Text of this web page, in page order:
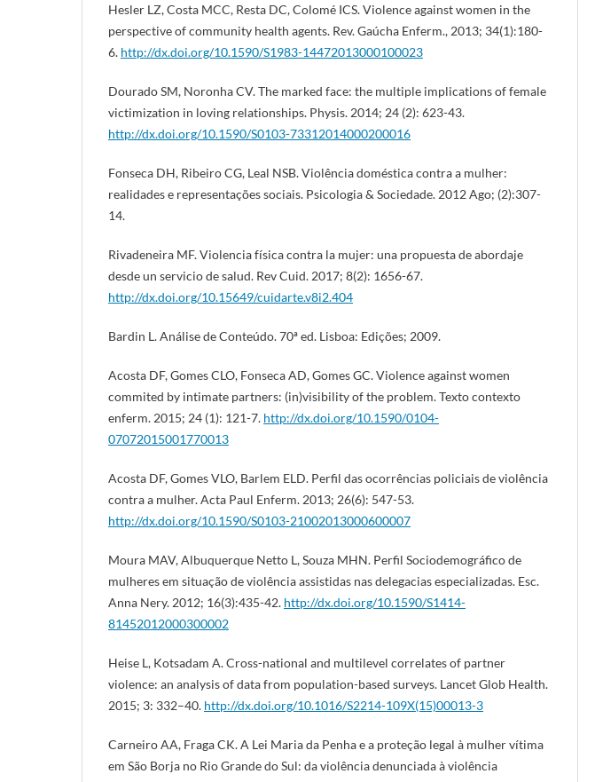
Hesler LZ, Costa MCC, Resta DC, Colomé ICS. Violence against women in the
perspective of community health agents. Rev. Gaúcha Enferm., 2013; 34(1):180-
6. http://dx.doi.org/10.1590/S1983-14472013000100023
Dourado SM, Noronha CV. The marked face: the multiple implications of female
victimization in loving relationships. Physis. 2014; 24 (2): 623-43.
http://dx.doi.org/10.1590/S0103-73312014000200016
Fonseca DH, Ribeiro CG, Leal NSB. Violência doméstica contra a mulher:
realidades e representações sociais. Psicologia & Sociedade. 2012 Ago; (2):307-
14.
Rivadeneira MF. Violencia física contra la mujer: una propuesta de abordaje
desde un servicio de salud. Rev Cuid. 2017; 8(2): 1656-67.
http://dx.doi.org/10.15649/cuidarte.v8i2.404
Bardin L. Análise de Conteúdo. 70ª ed. Lisboa: Edições; 2009.
Acosta DF, Gomes CLO, Fonseca AD, Gomes GC. Violence against women
commited by intimate partners: (in)visibility of the problem. Texto contexto
enferm. 2015; 24 (1): 121-7. http://dx.doi.org/10.1590/0104-
07072015001770013
Acosta DF, Gomes VLO, Barlem ELD. Perfil das ocorrências policiais de violência
contra a mulher. Acta Paul Enferm. 2013; 26(6): 547-53.
http://dx.doi.org/10.1590/S0103-21002013000600007
Moura MAV, Albuquerque Netto L, Souza MHN. Perfil Sociodemográfico de
mulheres em situação de violência assistidas nas delegacias especializadas. Esc.
Anna Nery. 2012; 16(3):435-42. http://dx.doi.org/10.1590/S1414-
81452012000300002
Heise L, Kotsadam A. Cross-national and multilevel correlates of partner
violence: an analysis of data from population-based surveys. Lancet Glob Health.
2015; 3: 332–40. http://dx.doi.org/10.1016/S2214-109X(15)00013-3
Carneiro AA, Fraga CK. A Lei Maria da Penha e a proteção legal à mulher vítima
em São Borja no Rio Grande do Sul: da violência denunciada à violência